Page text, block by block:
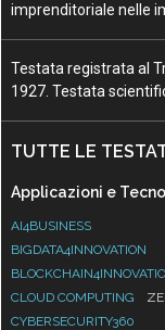
imprenditoriale nelle
Testata registrata al
1927. Testata
TUTTE LE
Applicazioni e
AI4BUSINESS
BIGDATA4INNOVATION
CLOUD COMPUTING
CYBERSECURITY360